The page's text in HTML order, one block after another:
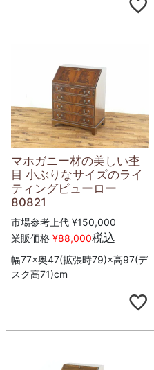
マホガニー材の美しい杢
目 小ぶりなサイズのライ
ティングビューロー
80821
市場参考上代 ¥150,000
業販価格 ¥88,000税込
幅77×奥47(拡張時79)×高97(デ
スク高71)cm